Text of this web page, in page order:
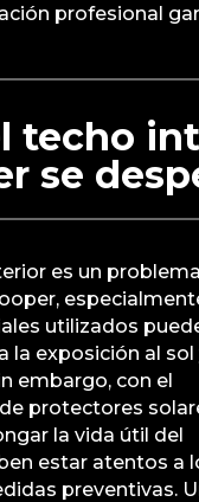
profesional
techo
se
es un problema
utilizados
la exposición al sol
embargo, con el
protectores
la vida útil del
estar atentos a
preventivas.